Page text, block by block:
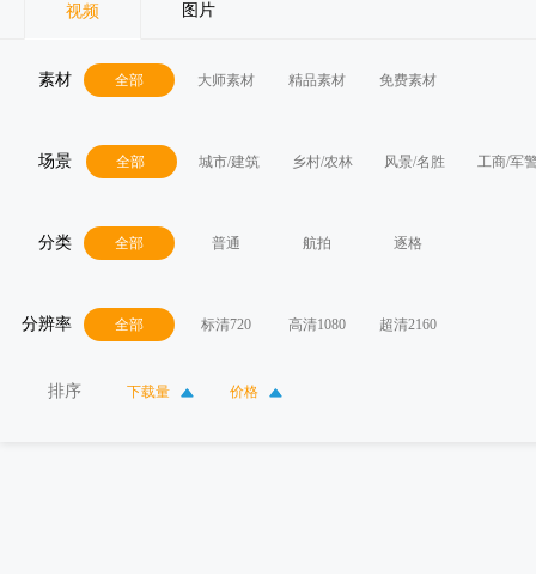
视频 图片
素材 全部 大师素材 精品素材 免费素材
场景 全部 城市/建筑 乡村/农林 风景/名胜 工商/军
分类 全部 普通 航拍 逐格
分辨率 全部 标清720 高清1080 超清2160
排序 下载量 价格